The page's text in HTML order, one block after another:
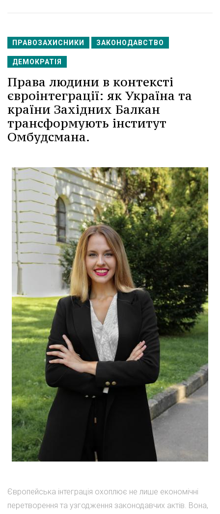
ПРАВОЗАХИСНИКИ ЗАКОНОДАВСТВО
ДЕМОКРАТІЯ
Права людини в контексті
євроінтеграції: як Україна та
країни Західних Балкан
трансформують інститут
Омбудсмана.
Європейська інтеграція охоплює не лише економічні
перетворення та узгодження законодавчих актів. Вона,